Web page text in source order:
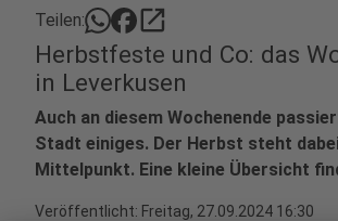
Teilen: open_in_new
Herbstfeste und Co: das
in Leverkusen
Auch an diesem Wochenende
Stadt einiges. Der Herbst steht
Mittelpunkt. Eine kleine Übersicht
Veröffentlicht: Freitag, 27.09.2024 16:30